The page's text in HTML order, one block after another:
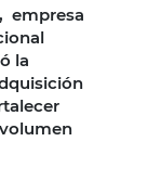
empresa
la